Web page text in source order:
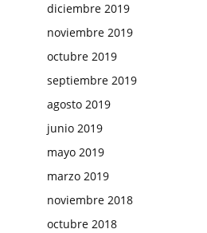
diciembre 2019
noviembre 2019
octubre 2019
septiembre 2019
agosto 2019
junio 2019
mayo 2019
marzo 2019
noviembre 2018
octubre 2018